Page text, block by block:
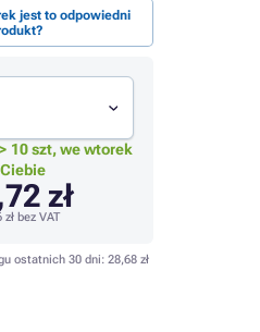
jest to odpowiedni
10 szt, we wtorek
zł
zł bez VAT
ostatnich 30 dni: 28,68 zł